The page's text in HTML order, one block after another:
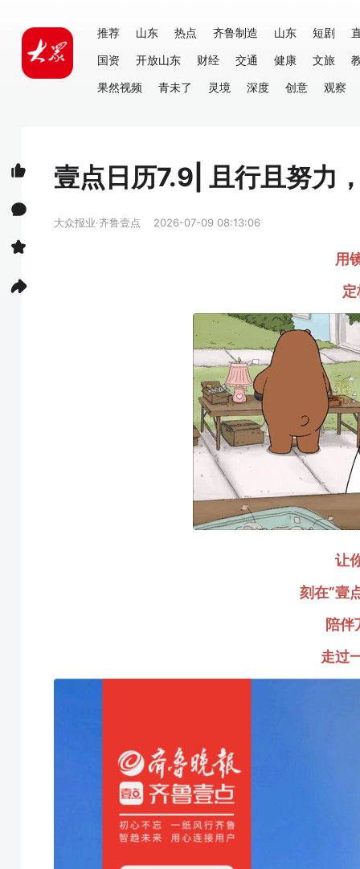
推荐 山东 热点 齐鲁制造 山东 短剧
国资
开放山东 财经 交通 健康 文旅
果然视频
青未了 灵境 深度 创意 观察
壹点日历7.9| 且行且努力
大众报业·齐鲁壹点 2026-07-09 08:13:06
用
让
刻在“壹
陪伴
走过